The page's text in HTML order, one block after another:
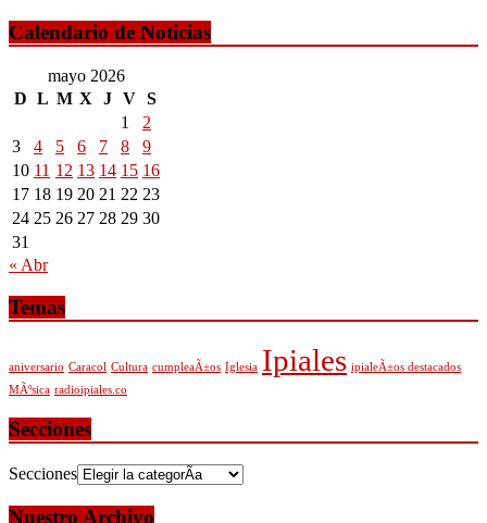
Calendario de Noticias
mayo 2026
D L M X J V S
1
2
3
4 5 6 7 8
9
10 11 12 13 14 15 16
17 18 19 20 21 22 23
24 25 26 27 28 29 30
31
« Abr
Temas
aniversario Caracol Cultura cumpleaÃ±os Iglesia Ipiales ipialeÃ±os destacados
MÃºsica radioipiales.co
Secciones
Secciones
Nuestro Archivo